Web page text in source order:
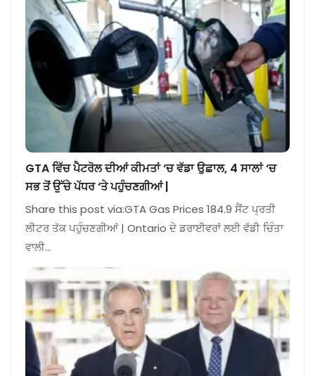
GTA ਵਿੱਚ ਪੈਟਰੋਲ ਦੀਆਂ ਕੀਮਤਾਂ ‘ਚ ਵੱਡਾ ਉਛਾਲ, 4 ਸਾਲਾਂ ‘ਚ
ਸਭ ਤੋਂ ਉੱਚੇ ਪੱਧਰ ‘ਤੇ ਪਹੁੰਚਣਗੀਆਂ |
Share this post via:GTA Gas Prices 184.9 ਸੈਂਟ ਪ੍ਰਤੀ
ਲੀਟਰ ਤੱਕ ਪਹੁੰਚਣਗੀਆਂ | Ontario ਦੇ ਡਰਾਈਵਰਾਂ ਲਈ ਵੱਡੀ ਚਿੰਤਾ
ਵਾਲੀ…